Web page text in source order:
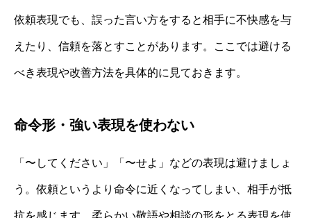
依頼表現でも、誤った言い方をすると相手に不快感を与
えたり、信頼を落とすことがあります。ここでは避ける
べき表現や改善方法を具体的に見ておきます。
命令形・強い表現を使わない
「〜してください」「〜せよ」などの表現は避けましょ
う。依頼というより命令に近くなってしまい、相手が抵
抗を感じます。柔らかい敬語や相談の形をとる表現を使